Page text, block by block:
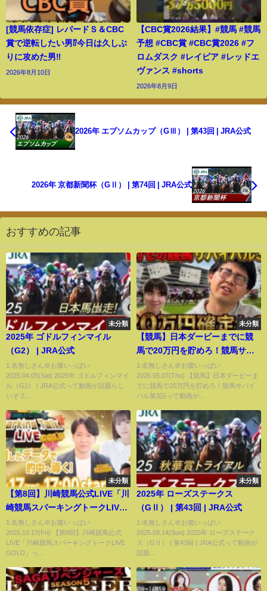
[競馬依存症] レパードＳ＆CBC
賞で逆転したい男⁉️今日は久しぶ
りに攻めた男‼️
2026年8月10日
【CBC賞2026結果】#競馬 #競馬
予想 #CBC賞 #CBC賞2026 #フ
ロムダスク #レイピア #レッドエ
ヴァンス #shorts
2026年8月9日
2026年 エプソムカップ（GⅢ） | 第43回 | JRA公式
2026年 京都新聞杯（GⅡ） | 第74回 | JRA公式
おすすめの記事
未分類
2025年 ゴドルフィンマイル
（G2） | JRA公式
1:名無しさん＠お腹いっぱい
2025.04.05(Sat) 2025年 ゴドルフィンマイ
ル（G2） | JRA公式って動画が話題らし
いぞ 2...
未分類
【競馬】日本ダービーまでに競
馬で20万円を貯めろ！競馬サバ
イバル第3話
1:名無しさん＠お腹いっぱい
2026.05.07(Thu) 【競馬】日本ダービーま
でに競馬で20万円を貯めろ！競馬サバイ
バル第3話って動画が...
未分類
【第8回】川崎競馬公式LIVE「川
崎競馬スパーキングトークLIVE
GOLD」
1:名無しさん＠お腹いっぱい
2025.10.17(Fri) 【第8回】川崎競馬公式
LIVE「川崎競馬スパーキングトークLIVE
GOLD」っ...
未分類
2025年 ローズステークス
（GⅡ） | 第43回 | JRA公式
1:名無しさん＠お腹いっぱい
2025.09.14(Sun) 2025年 ローズステーク
ス（GⅡ） | 第43回 | JRA公式って動画が
話題...